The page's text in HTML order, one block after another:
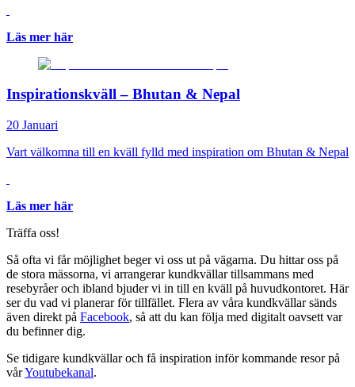
Läs mer här
Inspirationskväll – Bhutan & Nepal
20 Januari
Vart välkomna till en kväll fylld med inspiration om Bhutan & Nepal
Läs mer här
Träffa oss!
Så ofta vi får möjlighet beger vi oss ut på vägarna. Du hittar oss på
de stora mässorna, vi arrangerar kundkvällar tillsammans med
resebyråer och ibland bjuder vi in till en kväll på huvudkontoret. Här
ser du vad vi planerar för tillfället. Flera av våra kundkvällar sänds
även direkt på Facebook, så att du kan följa med digitalt oavsett var
du befinner dig.
Se tidigare kundkvällar och få inspiration inför kommande resor på
vårYoutubekanal.